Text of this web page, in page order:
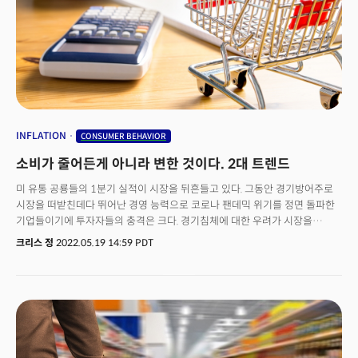
Schrager)는 기고문을 통해 최근 미국 경제에서 보여지는 주요 특징인 내향적
성격의 사람들이 이끄는 경제에 대해 다뤘다. 슈라거는 "지난 2023년은 낮에
사무실에서 열리는 파티가 많았던 해였고, 대부분의 미국인들은 외출을
줄였다"며 "이런 추세는 지속될 가능성이 크다. 이제 막 성인이 된 청년들은
외출을 하더라도 그 시간대가 더 빨라졌다"고 설명했다. 외출을 좋아하고 외부
쇼핑몰에서 소비 씀씀이가 크고 사람이 많은 파티를 좋아하는 '외향적' 성격이
경제를 주도하는 것으로 인식됐다. 하지만 코로나 팬데믹에 이어 고물가
이렇게 내향성 성격이 늘어나는 경제의 특징은 무엇일까? 이는 소비 트렌드에
INFLATION CONSUMER BEHAVIOR
소비가 줄어든게 아니라 변한 것이다. 2대 트렌드
미 유통 공룡들의 1분기 실적이 시장을 뒤흔들고 있다. 그동안 경기방어주로
시장을 떠받친데다 뛰어난 경영 능력으로 코로나 팬데믹 위기를 정면 돌파한
기업들이기에 투자자들의 충격은 크다. 경기침체에 대한 우려가 시장을
뒤흔들때 투자자들은 경기방어주로 인식되는 필수소비재 기업에 주목한다.
미국인들의 소비행태에 근본적인 변화가 있음을 시사한 것이다. 그동안 물가
상승 압력에도 견고하게 나타났던 소비자들이 인플레이션에 대응하기
시작했다. 기업들은 물가상승 압력을 소비자에게 최대한 전가하려 했으나
소비자들이 이에 '소비 축소'로 반응했다는 점에서 앞으로 가격인상이
크리스 정 2022.05.19 14:59 PDT